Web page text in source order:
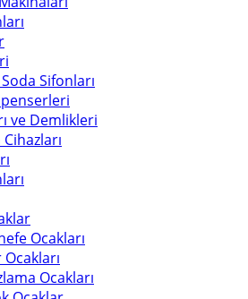
Sifonları
ve Demlikleri
Ocakları
Ocakları
Ocakları